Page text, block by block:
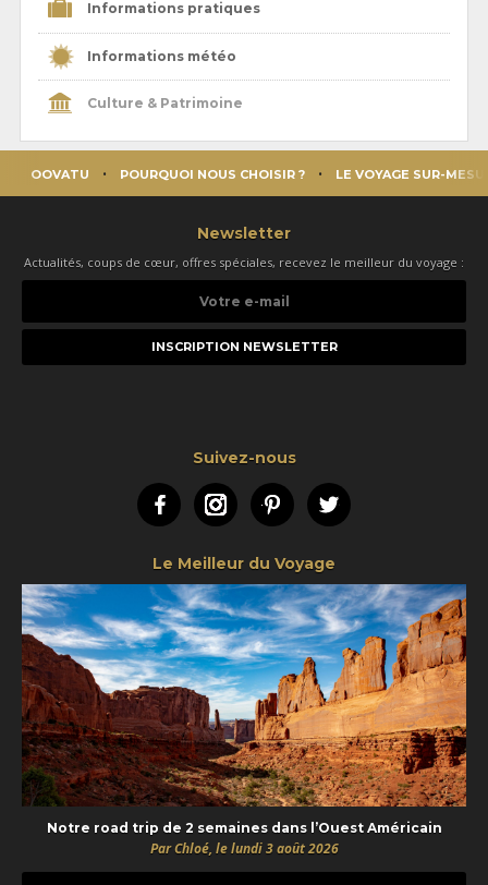
Informations pratiques
Informations météo
Culture & Patrimoine
OOVATU POURQUOI NOUS CHOISIR ? LE VOYAGE SUR-
Newsletter
Actualités, coups de cœur, offres spéciales, recevez le meilleur du voyage :
e-
Suivez-nous
FacebookInstagramPinterestTwitter
Le Meilleur du Voyage
Notre road trip de 2 semaines dans l’Ouest Américain
Par Chloé, le lundi 3 août 2026